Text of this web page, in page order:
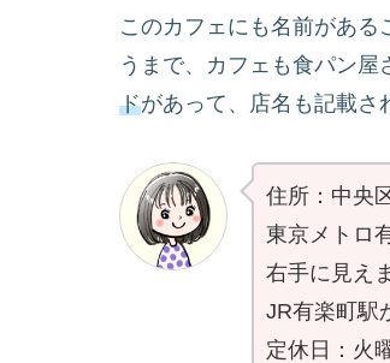
このカフェにも名前がある
うまで、カフェも食パン屋
ドがあって、店名も記載さ
住所：中央
東京メトロ
右手に見え
JR有楽町駅
定休日：火